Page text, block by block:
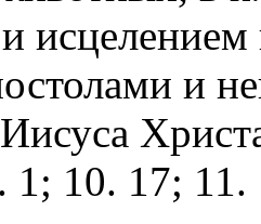
и
1; 10. 17;